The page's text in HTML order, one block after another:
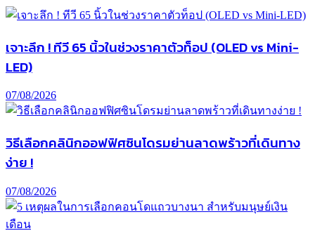
เจาะลึก ! ทีวี 65 นิ้วในช่วงราคาตัวท็อป (OLED vs Mini-
LED)
07/08/2026
วิธีเลือกคลินิกออฟฟิศซินโดรมย่านลาดพร้าวที่เดินทาง
ง่าย !
07/08/2026